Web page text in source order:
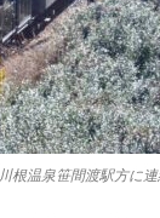
根温泉笹間渡駅方に